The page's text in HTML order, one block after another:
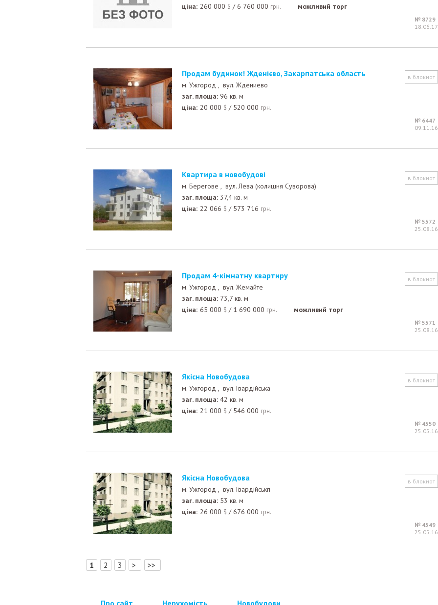
ціна: 260 000 $ /6 760 000 грн. можливий торг
№ 8729
18.06.17
Продам будинок! Жденієво, Закарпатська область в блокнот
м. Ужгород , вул. Ждениево
заг. площа: 96 кв. м
ціна: 20 000 $ / 520 000 грн.
№ 6447
09.11.16
Квартира в новобудові в блокнот
м. Берегове , вул. Лева (колишня Суворова)
заг. площа: 37,4 кв. м
ціна: 22 066 $ / 573 716 грн.
№ 5572
25.08.16
Продам 4-кімнатну квартиру в блокнот
м. Ужгород , вул. Жемайте
заг. площа: 73,7 кв. м
ціна: 65 000 $ / 1 690 000 грн. можливий торг
№ 5571
25.08.16
Якісна Новобудова в блокнот
м. Ужгород , вул. Гвардійська
заг. площа: 42 кв. м
ціна: 21 000 $ / 546 000 грн.
№ 4550
25.05.16
Якісна Новобудова в блокнот
м. Ужгород , вул. Гвардійськп
заг. площа: 53 кв. м
ціна: 26 000 $ /676 000 грн.
№ 4549
25.05.16
1 2 3 > >>
Про сайт Нерухомість Новобудови